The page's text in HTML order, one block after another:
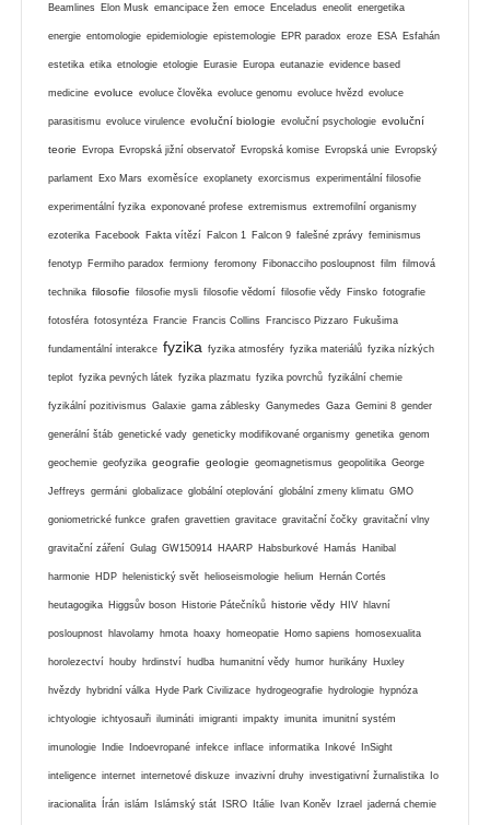
Beamlines Elon Musk emancipace žen emoce Enceladus eneolit energetika
energie entomologie epidemiologie epistemologie EPR paradox eroze ESA Esfahán
estetika etika etnologie etologie Eurasie Europa eutanazie evidence based
medicine evoluce evoluce člověka evoluce genomu evoluce hvězd evoluce
parasitismu evoluce virulence evoluční biologie evoluční psychologie evoluční
teorie Evropa Evropská jižní observatoř Evropská komise Evropská unie Evropský
parlament Exo Mars exoměsíce exoplanety exorcismus experimentální filosofie
experimentální fyzika exponované profese extremismus extremofilní organismy
ezoterika Facebook Fakta vítězí Falcon 1 Falcon 9 falešné zprávy feminismus
fenotyp Fermiho paradox fermiony feromony Fibonacciho posloupnost film filmová
technika filosofie filosofie mysli filosofie vědomí filosofie vědy Finsko fotografie
fotosféra fotosyntéza Francie Francis Collins Francisco Pizzaro Fukušima
fundamentální interakce fyzika fyzika atmosféry fyzika materiálů fyzika nízkých
teplot fyzika pevných látek fyzika plazmatu fyzika povrchů fyzikální chemie
fyzikální pozitivismus Galaxie gama záblesky Ganymedes Gaza Gemini 8 gender
generální štáb genetické vady geneticky modifikované organismy genetika genom
geochemie geofyzika geografie geologie geomagnetismus geopolitika George
Jeffreys germáni globalizace globální oteplování globální zmeny klimatu GMO
goniometrické funkce grafen gravettien gravitace gravitační čočky gravitační vlny
gravitační záření Gulag GW150914 HAARP Habsburkové Hamás Hanibal
harmonie HDP helenistický svět helioseismologie helium Hernán Cortés
heutagogika Higgsův boson Historie Pátečníků historie vědy HIV hlavní
posloupnost hlavolamy hmota hoaxy homeopatie Homo sapiens homosexualita
horolezectví houby hrdinství hudba humanitní vědy humor hurikány Huxley
hvězdy hybridní válka Hyde Park Civilizace hydrogeografie hydrologie hypnóza
ichtyologie ichtyosauři ilumináti imigranti impakty imunita imunitní systém
imunologie Indie Indoevropané infekce inflace informatika Inkové InSight
inteligence internet internetové diskuze invazivní druhy investigativní žurnalistika Io
iracionalita Írán islám Islámský stát ISRO Itálie Ivan Koněv Izrael jaderná chemie